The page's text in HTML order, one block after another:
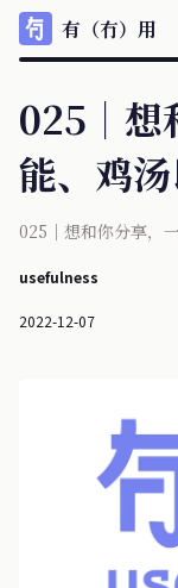
有（冇）用
025｜想
能、鸡
025｜想和你分享，
usefulness
2022-12-07